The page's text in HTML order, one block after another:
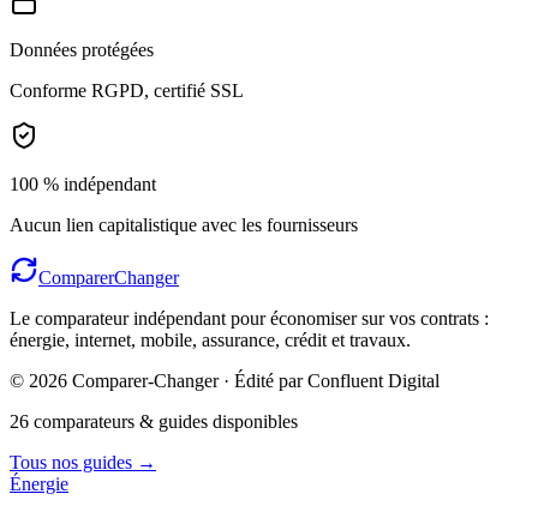
Données protégées
Conforme RGPD, certifié SSL
100 % indépendant
Aucun lien capitalistique avec les fournisseurs
ComparerChanger
Le comparateur indépendant pour économiser sur vos contrats :
énergie, internet, mobile, assurance, crédit et travaux.
© 2026 Comparer-Changer · Édité par Confluent Digital
26 comparateurs & guides disponibles
Tous nos guides →
Énergie